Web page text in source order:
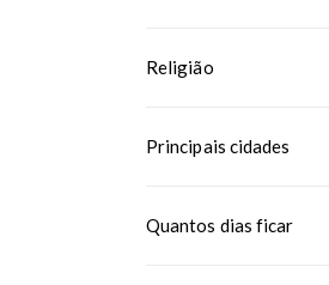
Religião
Principais cidades
Quantos dias ficar